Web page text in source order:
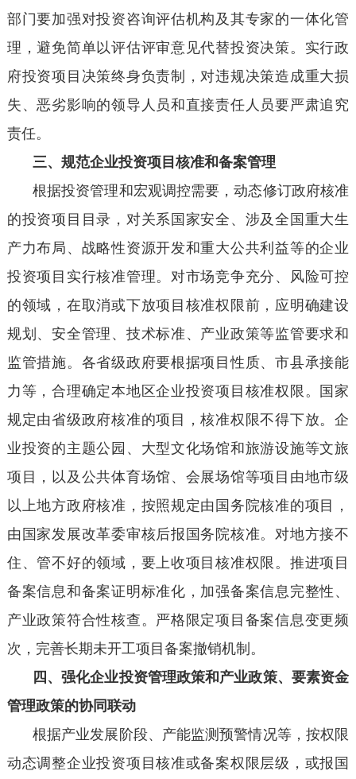
部门要加强对投资咨询评估机构及其专家的一体化管
理，避免简单以评估评审意见代替投资决策。实行政
府投资项目决策终身负责制，对违规决策造成重大损
失、恶劣影响的领导人员和直接责任人员要严肃追究
责任。
三、规范企业投资项目核准和备案管理
根据投资管理和宏观调控需要，动态修订政府核准
的投资项目目录，对关系国家安全、涉及全国重大生
产力布局、战略性资源开发和重大公共利益等的企业
投资项目实行核准管理。对市场竞争充分、风险可控
的领域，在取消或下放项目核准权限前，应明确建设
规划、安全管理、技术标准、产业政策等监管要求和
监管措施。各省级政府要根据项目性质、市县承接能
力等，合理确定本地区企业投资项目核准权限。国家
规定由省级政府核准的项目，核准权限不得下放。企
业投资的主题公园、大型文化场馆和旅游设施等文旅
项目，以及公共体育场馆、会展场馆等项目由地市级
以上地方政府核准，按照规定由国务院核准的项目，
由国家发展改革委审核后报国务院核准。对地方接不
住、管不好的领域，要上收项目核准权限。推进项目
备案信息和备案证明标准化，加强备案信息完整性、
产业政策符合性核查。严格限定项目备案信息变更频
次，完善长期未开工项目备案撤销机制。
四、强化企业投资管理政策和产业政策、要素资金
管理政策的协同联动
根据产业发展阶段、产能监测预警情况等，按权限
动态调整企业投资项目核准或备案权限层级，或报国